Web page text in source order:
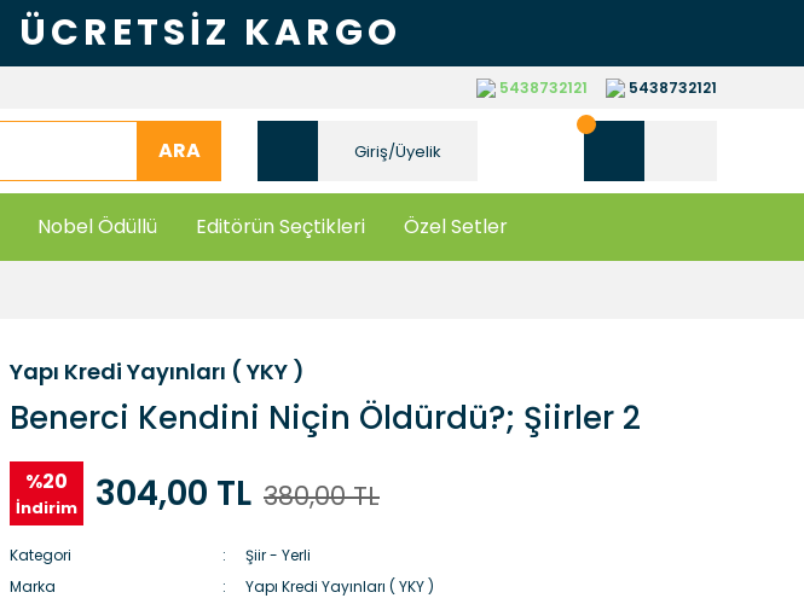
ÜCRETSİZ KARGO
5438732121 5438732121
ARA Giriş/Üyelik
Nobel Ödüllü Editörün Seçtikleri Özel Setler
Yapı Kredi Yayınları ( YKY )
Benerci Kendini Niçin Öldürdü?; Şiirler 2
%20
İndirim 304,00 TL 380,00 TL
Kategori
Şiir - Yerli
Marka
Yapı Kredi Yayınları ( YKY )